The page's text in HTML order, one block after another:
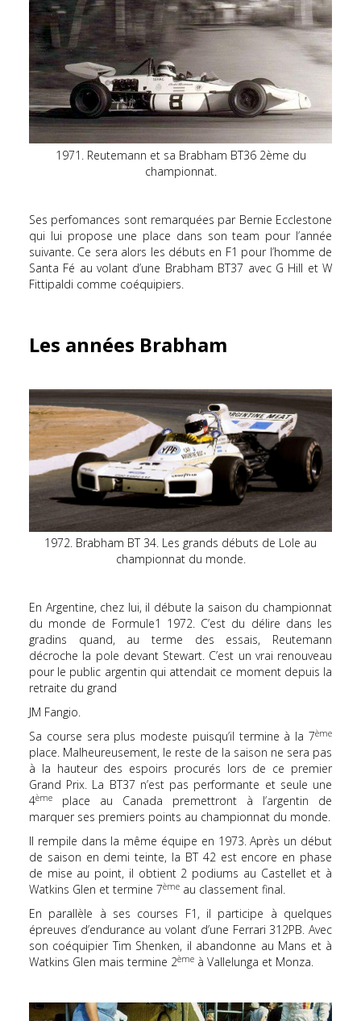
1971. Reutemann et sa Brabham BT36 2ème du
championnat.
Ses perfomances sont remarquées par Bernie Ecclestone
qui lui propose une place dans son team pour l’année
suivante. Ce sera alors les débuts en F1 pour l’homme de
Santa Fé au volant d’une Brabham BT37 avec G Hill et W
Fittipaldi comme coéquipiers.
Les années Brabham
1972. Brabham BT 34. Les grands débuts de Lole au
championnat du monde.
En Argentine, chez lui, il débute la saison du championnat
du monde de Formule1 1972. C’est du délire dans les
gradins quand, au terme des essais, Reutemann
décroche la pole devant Stewart. C’est un vrai renouveau
pour le public argentin qui attendait ce moment depuis la
retraite du grand
JM Fangio.
Sa course sera plus modeste puisqu’il termine à la 7ème
place. Malheureusement, le reste de la saison ne sera pas
à la hauteur des espoirs procurés lors de ce premier
Grand Prix. La BT37 n’est pas performante et seule une
4ème
place au Canada premettront à l’argentin de
marquer ses premiers points au championnat du monde.
Il rempile dans la même équipe en 1973. Après un début
de saison en demi teinte, la BT 42 est encore en phase
de mise au point, il obtient 2 podiums au Castellet et à
Watkins Glen et termine 7ème au classement final.
En parallèle à ses courses F1, il participe à quelques
épreuves d’endurance au volant d’une Ferrari 312PB. Avec
son coéquipier Tim Shenken, il abandonne au Mans et à
Watkins Glen mais termine 2ème à Vallelunga et Monza.